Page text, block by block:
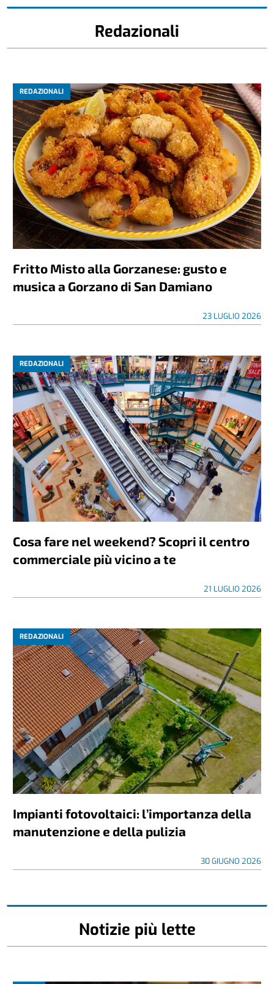
Redazionali
REDAZIONALI
Fritto Misto alla Gorzanese: gusto e
musica a Gorzano di San Damiano
23 LUGLIO 2026
REDAZIONALI
Cosa fare nel weekend? Scopri il centro
commerciale più vicino a te
21 LUGLIO 2026
REDAZIONALI
Impianti fotovoltaici: l’importanza della
manutenzione e della pulizia
30 GIUGNO 2026
Notizie più lette